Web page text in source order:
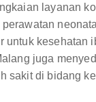
layanan
kesehatan
juga
sakit di bidang